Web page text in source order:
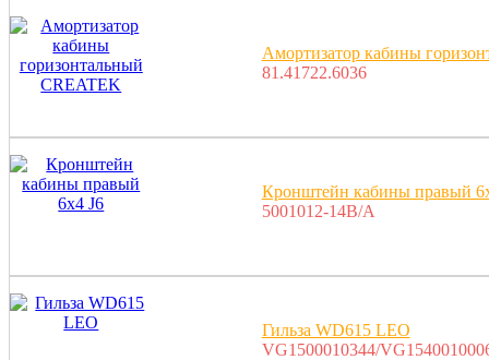
Амортизатор кабины
81.41722.6036
Кронштейн кабины правый
5001012-14B/A
Гильза WD615 LEO
VG1500010344/